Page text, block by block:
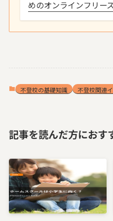
めのオンラインフリー
不登校の基礎知識 不登校関連
記事を読んだ方におす